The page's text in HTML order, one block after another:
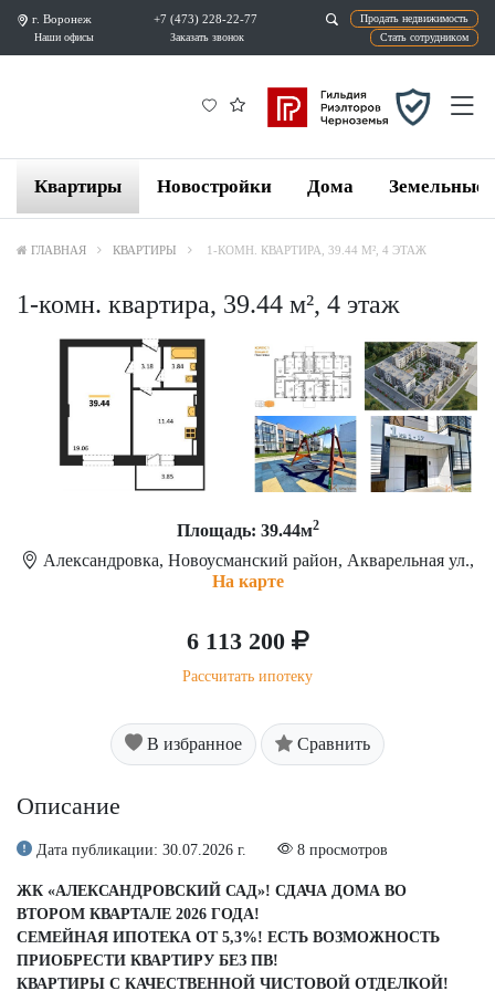
г. Воронеж
Наши офисы
+7 (473) 228-22-77
Квартиры Новостройки Дома Земельные
ГЛАВНАЯ КВАРТИРЫ 1-КОМН. КВАРТИРА, 39.44 М², 4 ЭТАЖ
1-комн. квартира, 39.44 м², 4 этаж
Площадь: 39.44м2
Александровка, Новоусманский район, Акварельная ул.,
На карте
6 113 200
Рассчитать ипотеку
В избранное Сравнить
Описание
Дата публикации: 30.07.2026 г. 8 просмотров
ЖК «АЛЕКСАНДРОВСКИЙ САД»! СДАЧА ДОМА ВО
ВТОРОМ КВАРТАЛЕ 2026 ГОДА!
СЕМЕЙНАЯ ИПОТЕКА ОТ 5,3%! ЕСТЬ ВОЗМОЖНОСТЬ
ПРИОБРЕСТИ КВАРТИРУ БЕЗ ПВ!
КВАРТИРЫ С КАЧЕСТВЕННОЙ ЧИСТОВОЙ ОТДЕЛКОЙ!